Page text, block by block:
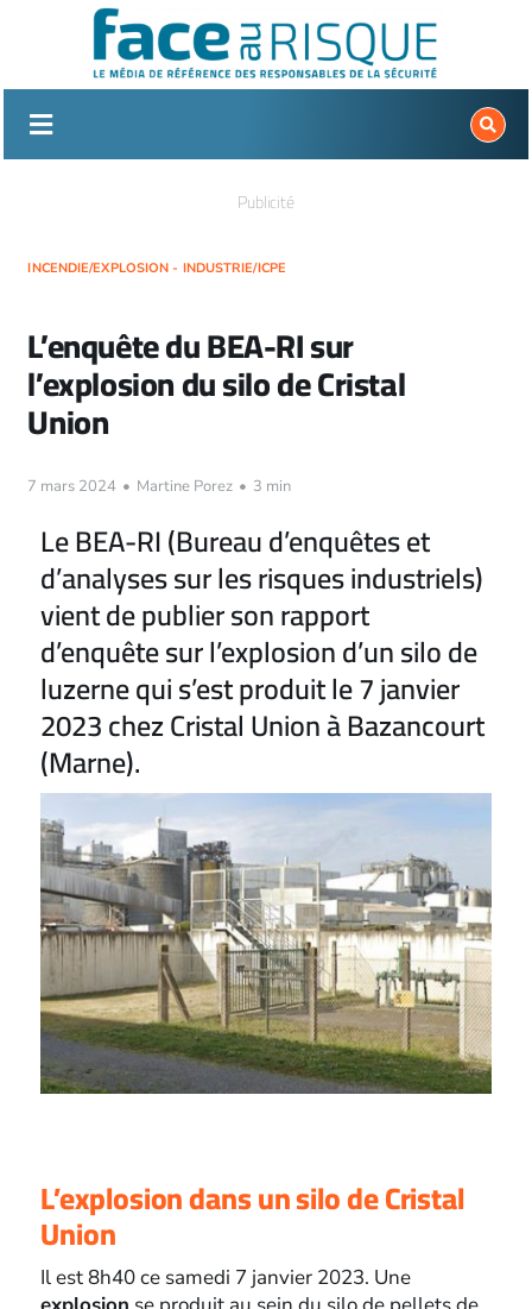
Publicité
INCENDIE/EXPLOSION - INDUSTRIE/ICPE
L’enquête du BEA-RI sur
l’explosion du silo de Cristal
Union
7 mars 2024 • Martine Porez • 3 min
Le BEA-RI (Bureau d’enquêtes et
d’analyses sur les risques industriels)
vient de publier son rapport
d’enquête sur l’explosion d’un silo de
luzerne qui s’est produit le 7 janvier
2023 chez Cristal Union à Bazancourt
(Marne).
L’explosion dans un silo de Cristal
Union
Il est 8h40 ce samedi 7 janvier 2023. Une